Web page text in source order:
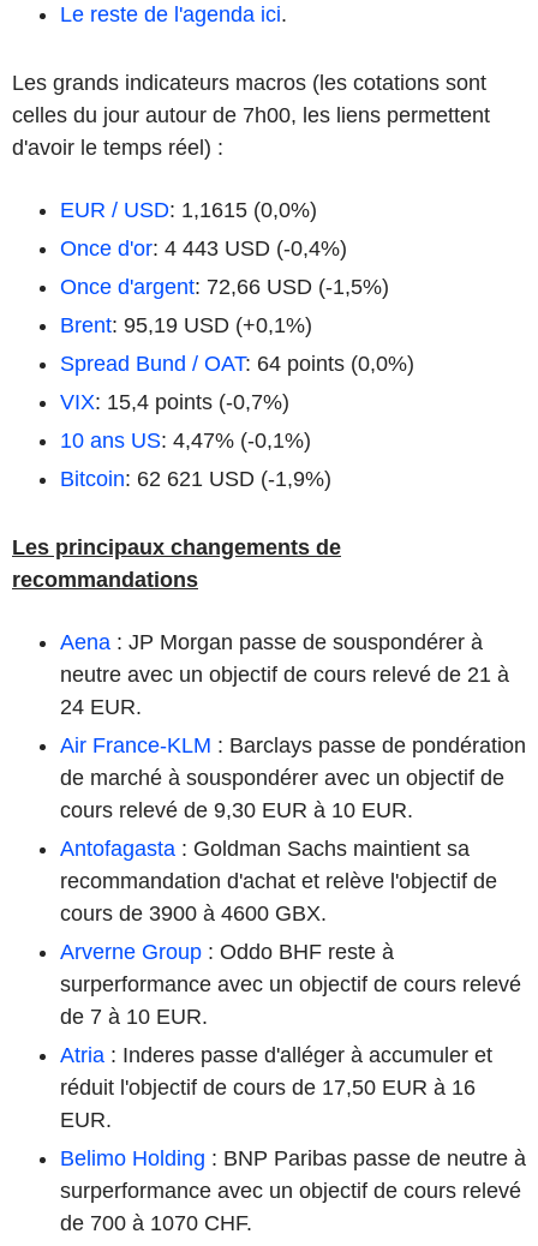
Le reste de l'agenda ici.
Les grands indicateurs macros (les cotations sont
celles du jour autour de 7h00, les liens permettent
d'avoir le temps réel) :
EUR / USD: 1,1615 (0,0%)
Once d'or: 4 443 USD (-0,4%)
Once d'argent: 72,66 USD (-1,5%)
Brent: 95,19 USD (+0,1%)
Spread Bund / OAT: 64 points (0,0%)
VIX: 15,4 points (-0,7%)
10 ans US: 4,47% (-0,1%)
Bitcoin: 62 621 USD (-1,9%)
Les principaux changements de
recommandations
Aena : JP Morgan passe de souspondérer à
neutre avec un objectif de cours relevé de 21 à
24 EUR.
Air France-KLM : Barclays passe de pondération
de marché à souspondérer avec un objectif de
cours relevé de 9,30 EUR à 10 EUR.
Antofagasta : Goldman Sachs maintient sa
recommandation d'achat et relève l'objectif de
cours de 3900 à 4600 GBX.
Arverne Group : Oddo BHF reste à
surperformance avec un objectif de cours relevé
de 7 à 10 EUR.
Atria : Inderes passe d'alléger à accumuler et
réduit l'objectif de cours de 17,50 EUR à 16
EUR.
Belimo Holding : BNP Paribas passe de neutre à
surperformance avec un objectif de cours relevé
de 700 à 1070 CHF.